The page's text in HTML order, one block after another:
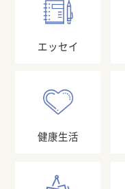
エッセイ
健康生活